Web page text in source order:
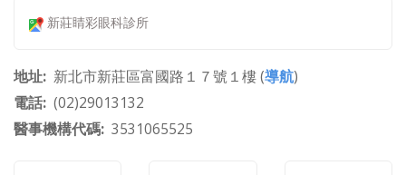
新莊睛彩眼科診所
地址 新北市新莊區富國路１７號１樓 (導航)
電話 (02)29013132
醫事機構代碼 3531065525